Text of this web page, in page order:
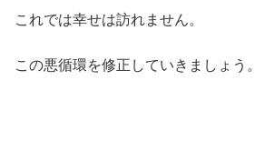
これでは幸せは訪れません。
この悪循環を修正していきましょう。